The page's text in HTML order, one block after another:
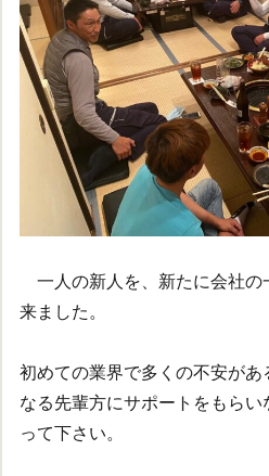
一人の新人を、 新たに会社の
来ました。
初めての業界で多くの不安があ
なる先輩方にサポートをもらい
って下さい。